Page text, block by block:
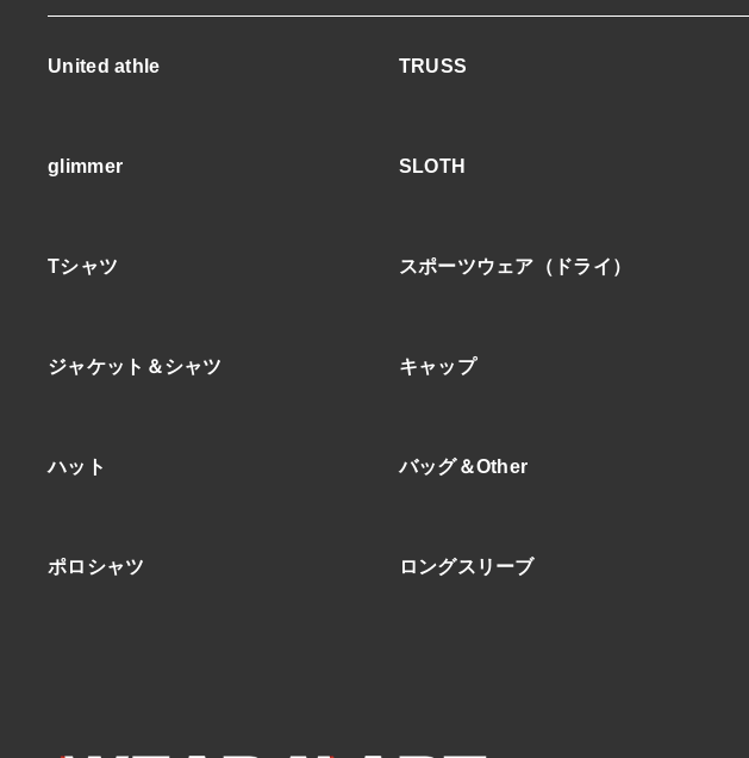
United athle TRUSS
glimmer SLOTH
Tシャツ スポーツウェア（ドライ）
ジャケット＆シャツ キャップ
ハット バッグ＆Other
ポロシャツ ロングスリーブ